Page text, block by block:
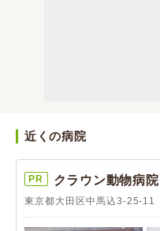
近くの病院
PR クラウン動物病院
東京都大田区中馬込3-25-11